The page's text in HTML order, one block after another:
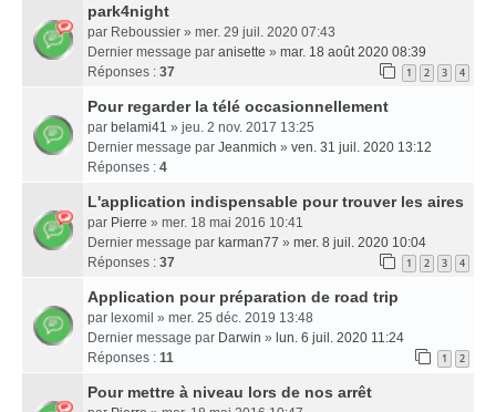
park4night
par Reboussier » mer. 29 juil. 2020 07:43
Dernier message par anisette » mar. 18 août 2020 08:39
Réponses : 37 1 2 3 4
Pour regarder la télé occasionnellement
par belami41 » jeu. 2 nov. 2017 13:25
Dernier message par Jeanmich » ven. 31 juil. 2020 13:12
Réponses : 4
L'application indispensable pour trouver les aires
par Pierre » mer. 18 mai 2016 10:41
Dernier message par karman77 » mer. 8 juil. 2020 10:04
Réponses : 37 1 2 3 4
Application pour préparation de road trip
par lexomil » mer. 25 déc. 2019 13:48
Dernier message par Darwin » lun. 6 juil. 2020 11:24
Réponses : 11 1 2
Pour mettre à niveau lors de nos arrêt